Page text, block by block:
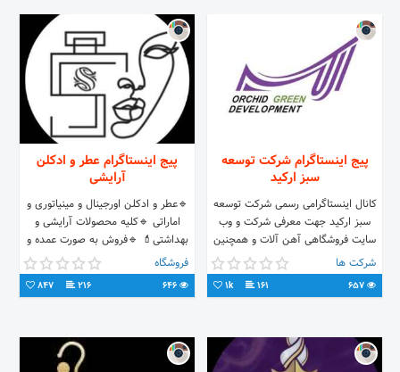
پیج اینستاگرام شرکت توسعه
سبز ارکید
کانال اینستاگرامی رسمی شرکت توسعه
سبز ارکید جهت معرفی شرکت و وب
سایت فروشگاهی آهن آلات و همچنین
ارائه اخبار روز دنیای فولادشرکت ها
161
1k
پیج اینستاگرام عطر و ادکلن
آرایشی
🔹️عطر و ادکلن اورجینال و مینیاتوری و
اماراتی 🔹️کلیه محصولات آرایشی و
بهداشتی💄 🔹️فروش به صورت عمده و
تک 🔹️ارسال به سراسر کشور 🔹️امکان
خرید حضوری 📍تهران
فروشگاه
216
847